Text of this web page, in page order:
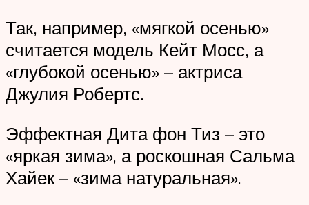
Так, например, «мягкой осенью»
считается модель Кейт Мосс, а
«глубокой осенью» – актриса
Джулия Робертс.
Эффектная Дита фон Тиз – это
«яркая зима», а роскошная Сальма
Хайек – «зима натуральная».